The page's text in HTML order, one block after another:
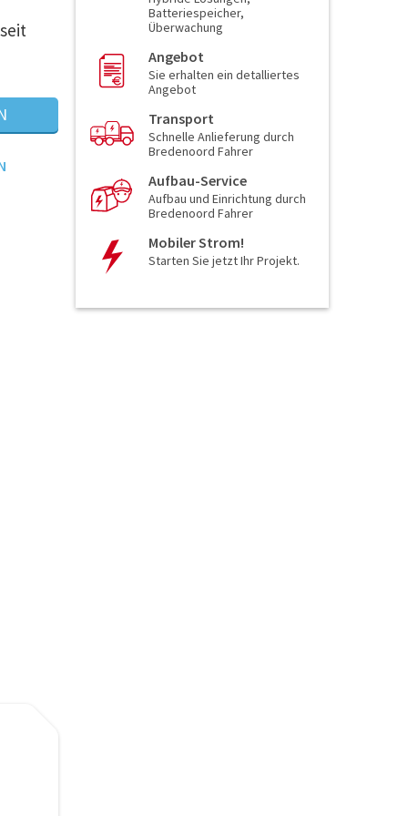
Batteriespeicher,
Überwachung
Angebot
Sie erhalten ein detalliertes
Angebot
Transport
Schnelle Anlieferung durch
Bredenoord Fahrer
Aufbau-Service
Aufbau und Einrichtung durch
Bredenoord Fahrer
Mobiler Strom!
Starten Sie jetzt Ihr Projekt.